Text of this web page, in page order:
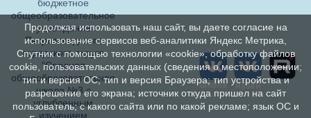
бюджетное
общеобразовательное
учреждение
Петрозаводского
городского округа
"Средняя
общеобразовательная
школа №3 с
углубленным
изучением
Продолжая использовать наш сайт, вы даете согласие на
использование сервисов веб-аналитики Яндекс Метрика,
Спутник с помощью технологии «cookie», обработку файлов
cookie, пользовательских данных (сведения о местоположении;
тип и версия ОС; тип и версия Браузера; тип устройства и
разрешение его экрана; источник откуда пришел на сайт
пользователь; с какого сайта или по какой рекламе; язык ОС и